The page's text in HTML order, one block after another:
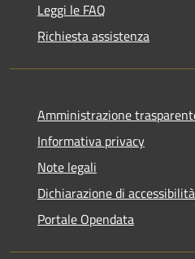
Leggi le FAQ
Richiesta assistenza
Amministrazione
Informativa privacy
Note legali
Dichiarazione di accessibilità
Portale Opendata